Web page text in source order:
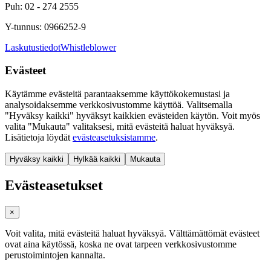
Puh: 02 - 274 2555
Y-tunnus: 0966252-9
LaskutustiedotWhistleblower
Evästeet
Käytämme evästeitä parantaaksemme käyttökokemustasi ja
analysoidaksemme verkkosivustomme käyttöä. Valitsemalla
"Hyväksy kaikki" hyväksyt kaikkien evästeiden käytön. Voit myös
valita "Mukauta" valitaksesi, mitä evästeitä haluat hyväksyä.
Lisätietoja löydät evästeasetuksistamme.
Hyväksy kaikki Hylkää kaikki Mukauta
Evästeasetukset
×
Voit valita, mitä evästeitä haluat hyväksyä. Välttämättömät evästeet
ovat aina käytössä, koska ne ovat tarpeen verkkosivustomme
perustoimintojen kannalta.